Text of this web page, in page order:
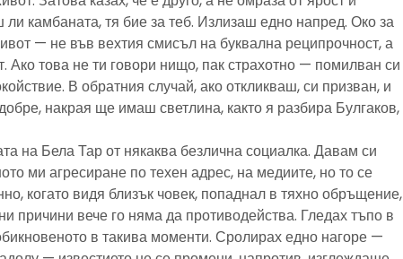
камбаната, тя бие за теб. Излизаш едно напред. Око за
— не във вехтия смисъл на буквална реципрочност, а
Ако това не ти говори нищо, пак страхотно — помилван си
В обратния случай, ако откликваш, си призван, и
накрая ще имаш светлина, както я разбира Булгаков,
на Бела Тар от някаква безлична социалка. Давам си
ми агресиране по техен адрес, на медиите, но то се
когато видя близък човек, попаднал в тяхно обръщение,
причини вече го няма да противодейства. Гледах тъпо в
в такива моменти. Сролирах едно нагоре —